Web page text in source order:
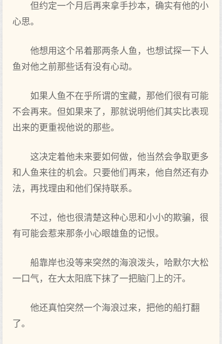
但约定一个月后再来拿手抄本，确实有他的小
心思。
他想用这个吊着那两条人鱼，也想试探一下‌人
鱼对‌他之前那些话有没有心动。
如果人鱼不在乎所谓的宝藏，那他们很有可能
不会再来。但如果来了‌，那就说明他们其实比表现
出来的更重视他说的那些。
这决定着他未来要如何做，他当然会争取更多
和人鱼来往的机会。只‌要他们再来，他自然还有办
法，再找理由和他们保持联系。
不过，他也很清楚这种心思和小小的欺骗，很
有可能会惹来那条小心眼雄鱼的记恨。
船靠岸也没等来突然的海浪泼头，哈默尔大松
一口气，在大太阳底下‌抹了‌一把脑门上的汗。
他还真怕突然一个海浪过来，把他的船打翻
了‌。